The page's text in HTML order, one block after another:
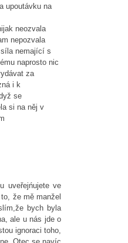
upoutávku na
neozvala
nepozvala
síla nemající s
naprosto nic
za
i k
se
si na něj v
uveřejńujete ve
že mě manžel
bych byla
ale u nás jde o
ignoraci toho,